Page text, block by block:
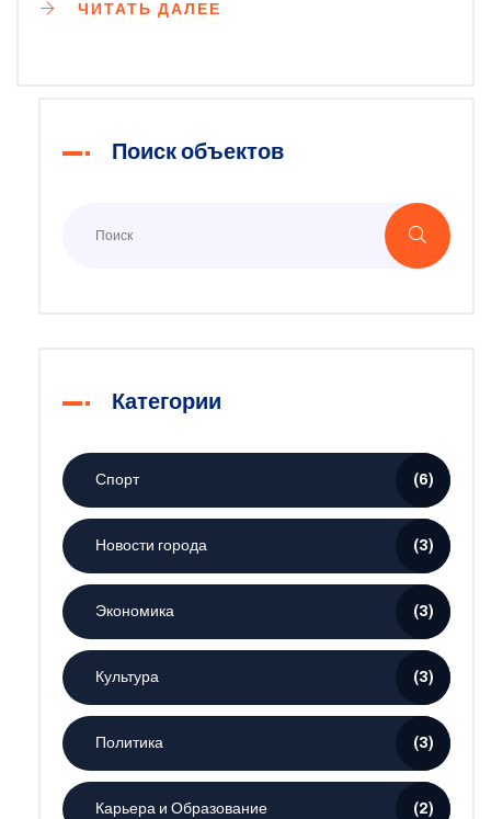
ЧИТАТЬ ДАЛЕЕ
Поиск объектов
Категории
Спорт (6)
Новости города (3)
Экономика (3)
Культура (3)
Политика (3)
Карьера и Образование (2)